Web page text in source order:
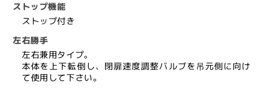
「大
鳥
機
工
PS102
＋
PS102
＋
ストップ機能
ストップ付き
左右勝手
左右兼用タイプ。
本体を上下転倒し、閉扉速度調整バルブを吊元側に向け
て使用して下さい。